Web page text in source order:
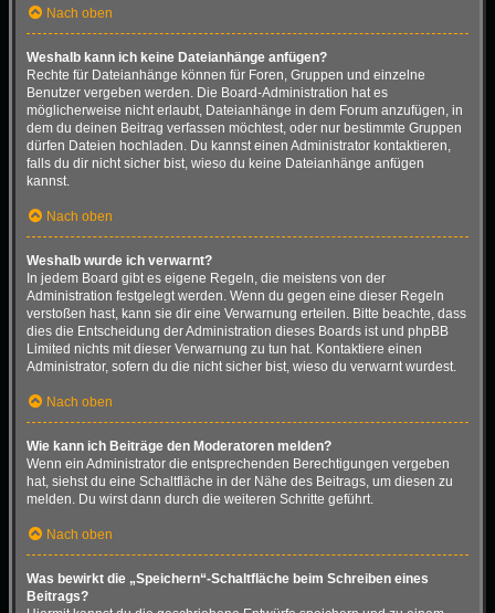
Nach oben
Weshalb kann ich keine Dateianhänge anfügen?
Rechte für Dateianhänge können für Foren, Gruppen und einzelne
Benutzer vergeben werden. Die Board-Administration hat es
möglicherweise nicht erlaubt, Dateianhänge in dem Forum anzufügen, in
dem du deinen Beitrag verfassen möchtest, oder nur bestimmte Gruppen
dürfen Dateien hochladen. Du kannst einen Administrator kontaktieren,
falls du dir nicht sicher bist, wieso du keine Dateianhänge anfügen
kannst.
Nach oben
Weshalb wurde ich verwarnt?
In jedem Board gibt es eigene Regeln, die meistens von der
Administration festgelegt werden. Wenn du gegen eine dieser Regeln
verstoßen hast, kann sie dir eine Verwarnung erteilen. Bitte beachte, dass
dies die Entscheidung der Administration dieses Boards ist und phpBB
Limited nichts mit dieser Verwarnung zu tun hat. Kontaktiere einen
Administrator, sofern du die nicht sicher bist, wieso du verwarnt wurdest.
Nach oben
Wie kann ich Beiträge den Moderatoren melden?
Wenn ein Administrator die entsprechenden Berechtigungen vergeben
hat, siehst du eine Schaltfläche in der Nähe des Beitrags, um diesen zu
melden. Du wirst dann durch die weiteren Schritte geführt.
Nach oben
Was bewirkt die „Speichern“-Schaltfläche beim Schreiben eines
Beitrags?